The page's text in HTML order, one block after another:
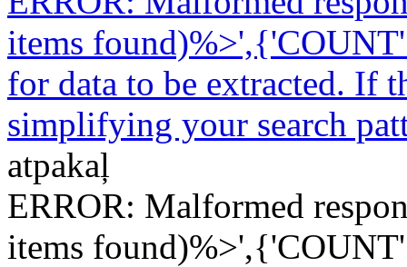
items
for data to be extracted. If
simplifying your search
atpakaļ
ERROR: Malformed
items